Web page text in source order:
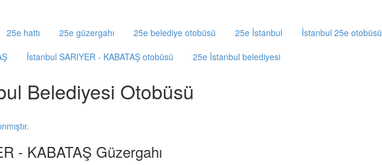
25e hattı 25e güzergahı 25e belediye otobüsü 25e İstanbul İstanbul 25e otobüsü
İstanbul SARIYER - KABATAŞ otobüsü 25e İstanbul belediyesi
Belediyesi Otobüsü
- KABATAŞ Güzergahı